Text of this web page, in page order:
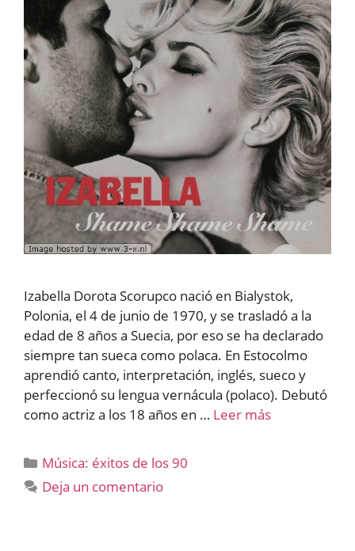
Izabella Dorota Scorupco nació en Bialystok,
Polonia, el 4 de junio de 1970, y se trasladó a la
edad de 8 años a Suecia, por eso se ha declarado
siempre tan sueca como polaca. En Estocolmo
aprendió canto, interpretación, inglés, sueco y
perfeccionó su lengua vernácula (polaco). Debutó
como actriz a los 18 años en … Leer más
Categorías
Música: éxitos de los 90
Deja un comentario